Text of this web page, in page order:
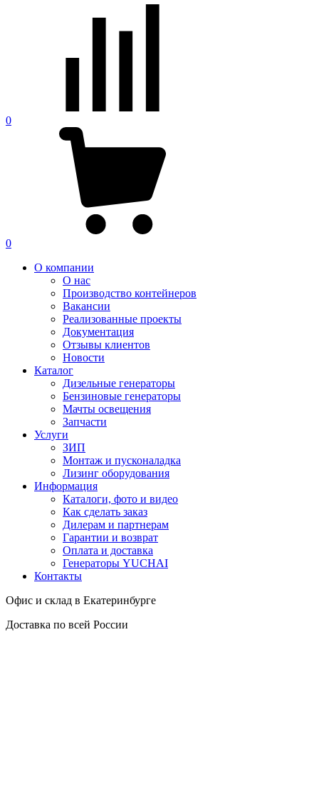
0
0
О компании
О нас
Производство контейнеров
Вакансии
Реализованные проекты
Документация
Отзывы клиентов
Новости
Каталог
Дизельные генераторы
Бензиновые генераторы
Мачты освещения
Запчасти
Услуги
ЗИП
Монтаж и пусконаладка
Лизинг оборудования
Информация
Каталоги, фото и видео
Как сделать заказ
Дилерам и партнерам
Гарантии и возврат
Оплата и доставка
Генераторы YUCHAI
Контакты
Офис и склад в Екатеринбурге
Доставка по всей России